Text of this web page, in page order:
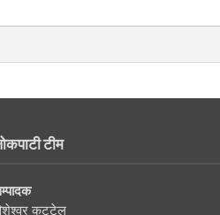
टीम
कट्टेल